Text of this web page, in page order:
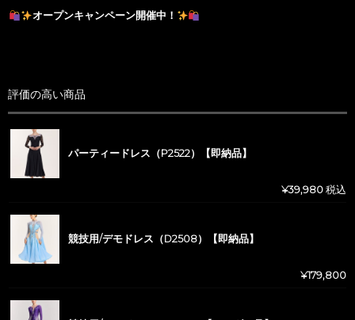
オープンキャンペーン開催中！
評価の高い商品
パーティードレス（P2522）【即納品】
¥39,980 税込
競技用/デモドレス（D2508）【即納品】
¥179,800